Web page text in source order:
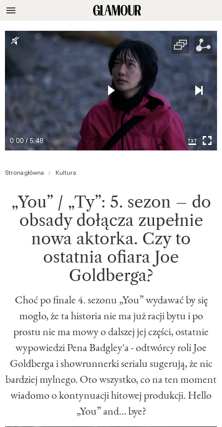
0:00 / 5:48
Strona główna Kultura
„You” / „Ty”: 5. sezon – do
obsady dołącza zupełnie
nowa aktorka. Czy to
ostatnia ofiara Joe
Goldberga?
Choć po finale 4. sezonu „You” wydawać by się
mogło, że ta historia nie ma już racji bytu i po
prostu nie ma mowy o dalszej jej części, ostatnie
wypowiedzi Pena Badgley'a - odtwórcy roli Joe
Goldberga i showrunnerki serialu sugerują, że nic
bardziej mylnego. Oto wszystko, co na ten moment
wiadomo o kontynuacji hitowej produkcji. Hello
„You” and... bye?